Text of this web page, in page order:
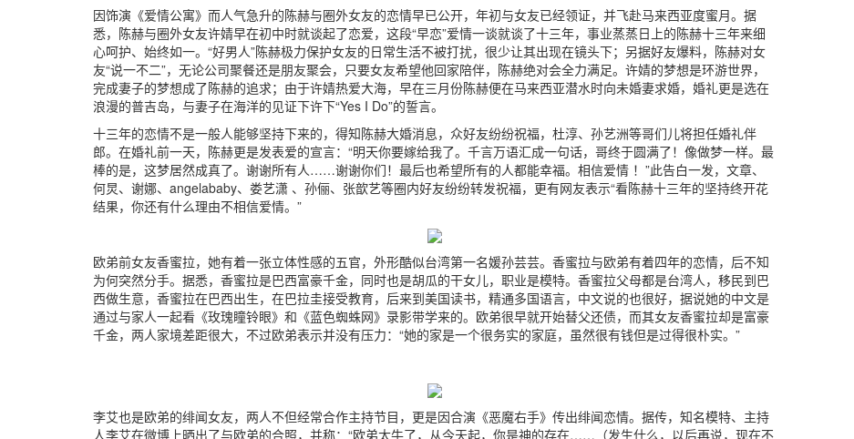
因饰演《爱情公寓》而人气急升的陈赫与圈外女友的恋情早已公开，年初与女友已经领证，并飞赴马来西亚度蜜月。据
悉，陈赫与圈外女友许婧早在初中时就谈起了恋爱，这段“早恋”爱情一谈就谈了十三年，事业蒸蒸日上的陈赫十三年来细
心呵护、始终如一。“好男人”陈赫极力保护女友的日常生活不被打扰，很少让其出现在镜头下；另据好友爆料，陈赫对女
友“说一不二”，无论公司聚餐还是朋友聚会，只要女友希望他回家陪伴，陈赫绝对会全力满足。许婧的梦想是环游世界，
完成妻子的梦想成了陈赫的追求；由于许婧热爱大海，早在三月份陈赫便在马来西亚潜水时向未婚妻求婚，婚礼更是选在
浪漫的普吉岛，与妻子在海洋的见证下许下“Yes I Do”的誓言。
十三年的恋情不是一般人能够坚持下来的，得知陈赫大婚消息，众好友纷纷祝福，杜淳、孙艺洲等哥们儿将担任婚礼伴
郎。在婚礼前一天，陈赫更是发表爱的宣言：“明天你要嫁给我了。千言万语汇成一句话，哥终于圆满了！像做梦一样。最
棒的是，这梦居然成真了。谢谢所有人……谢谢你们！最后也希望所有的人都能幸福。相信爱情 ！”此告白一发，文章、
何炅、谢娜、angelababy、娄艺潇 、孙俪、张歆艺等圈内好友纷纷转发祝福，更有网友表示“看陈赫十三年的坚持终开花
结果，你还有什么理由不相信爱情。”
欧弟前女友香蜜拉，她有着一张立体性感的五官，外形酷似台湾第一名媛孙芸芸。香蜜拉与欧弟有着四年的恋情，后不知
为何突然分手。据悉，香蜜拉是巴西富豪千金，同时也是胡瓜的干女儿，职业是模特。香蜜拉父母都是台湾人，移民到巴
西做生意，香蜜拉在巴西出生，在巴拉圭接受教育，后来到美国读书，精通多国语言，中文说的也很好，据说她的中文是
通过与家人一起看《玫瑰瞳铃眼》和《蓝色蜘蛛网》录影带学来的。欧弟很早就开始替父还债，而其女友香蜜拉却是富豪
千金，两人家境差距很大，不过欧弟表示并没有压力：“她的家是一个很务实的家庭，虽然很有钱但是过得很朴实。”
李艾也是欧弟的绯闻女友，两人不但经常合作主持节目，更是因合演《恶魔右手》传出绯闻恋情。据传，知名模特、主持
人李艾在微博上晒出了与欧弟的合照，并称：“欧弟太牛了，从今天起，你是神的存在……（发生什么，以后再说，现在不